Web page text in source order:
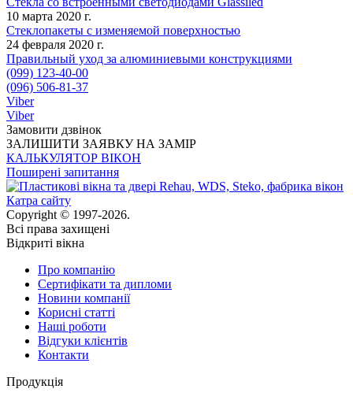
10 марта 2020 г.
Стеклопакеты с изменяемой поверхностью
24 февраля 2020 г.
Правильный уход за алюминиевыми конструкциями
(099) 123-40-00
(096) 506-81-37
Viber
Viber
Замовити дзвінок
ЗАЛИШИТИ ЗАЯВКУ НА ЗАМІР
КАЛЬКУЛЯТОР ВІКОН
Поширені запитання
Катра сайту
Copyright © 1997-2026.
Всі права захищені
Відкриті вікна
Про компанію
Сертифікати та дипломи
Новини компанії
Корисні статті
Наші роботи
Відгуки клієнтів
Контакти
Продукція